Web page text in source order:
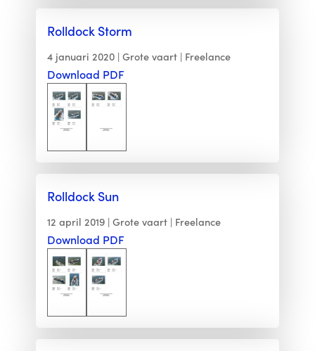
Rolldock Storm
4 januari 2020 Grote vaart Freelance
Download PDF
Rolldock Sun
12 april 2019 Grote vaart Freelance
Download PDF